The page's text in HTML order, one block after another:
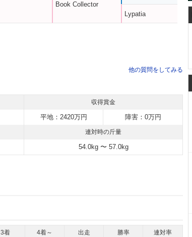
Book Collector
Lypatia
他の質問をしてみる
収得賞金
平地：2420万円 障害：0万円
連対時の斤量
54.0kg 〜 57.0kg
3着 4着～ 出走 勝率 連対率